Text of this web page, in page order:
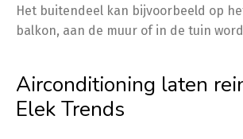
Het buitendeel kan bijvoorbeeld op
balkon, aan de muur of in de tuin
Airconditioning laten
Elek Trends